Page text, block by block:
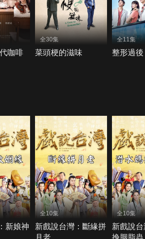
咖啡
全30集
菜頭梗的滋味
全11集
整形過後
新娘神
全10集
新戲說台灣：斷緣拼
月老
全10集
新戲說
挽胭脂蟲